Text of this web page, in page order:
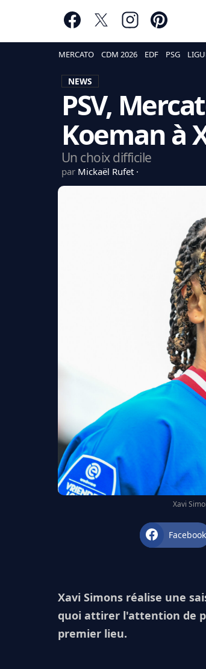
MERCATO CDM 2026 EDF PSG
NEWS
PSV,
Koeman à
Un choix difficile
par Mickaël Rufet
Xavi
Facebook
Xavi Simons réalise une
quoi attirer l'attention de
premier lieu.